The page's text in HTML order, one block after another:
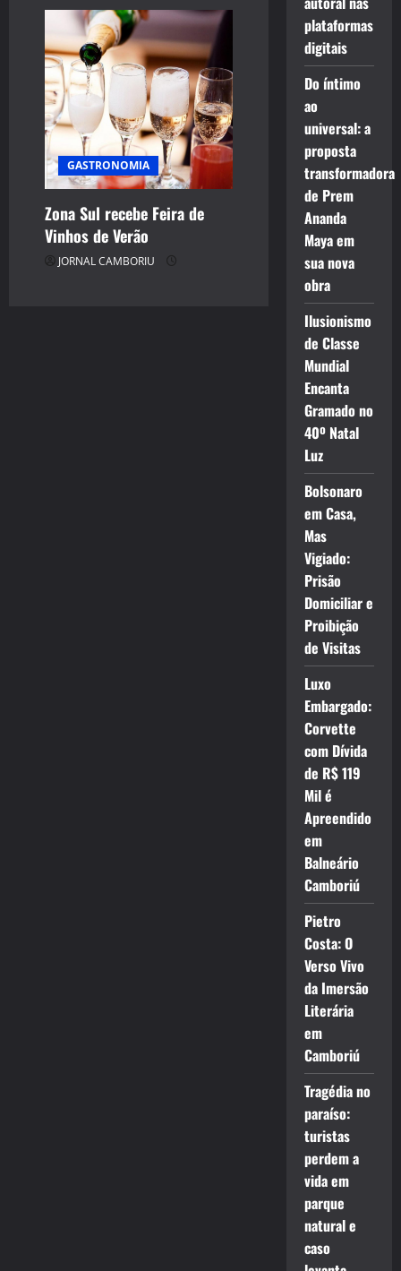
GASTRONOMIA
Zona Sul recebe Feira de
Vinhos de Verão
JORNAL CAMBORIU
plataformas
digitais
Do íntimo
ao
universal: a
proposta
transformadora
de Prem
Ananda
Maya em
sua nova
obra
Ilusionismo
de Classe
Mundial
Encanta
Gramado no
40º Natal
Luz
Bolsonaro
em Casa,
Mas
Vigiado:
Prisão
Domiciliar e
Proibição
de Visitas
Luxo
Embargado:
Corvette
com Dívida
de R$ 119
Mil é
Apreendido
em
Balneário
Camboriú
Pietro
Costa: O
Verso Vivo
da Imersão
Literária
em
Camboriú
Tragédia no
paraíso:
turistas
perdem a
vida em
parque
natural e
caso